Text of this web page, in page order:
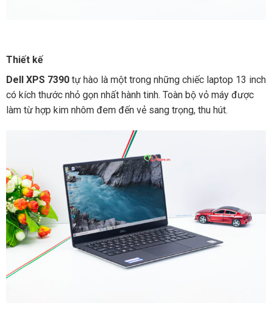
Thiết kế
Dell XPS 7390tự hào là một trong những chiếc laptop 13 inch
có kích thước nhỏ gọn nhất hành tinh. Toàn bộ vỏ máy được
làm từ hợp kim nhôm đem đến vẻ sang trọng, thu hút.